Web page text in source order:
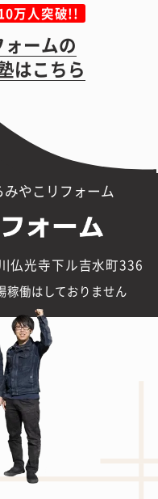
万人突破!!
ームの
はこちら
やこリフォーム
仏光寺下ル吉水町336
稼働はしておりません